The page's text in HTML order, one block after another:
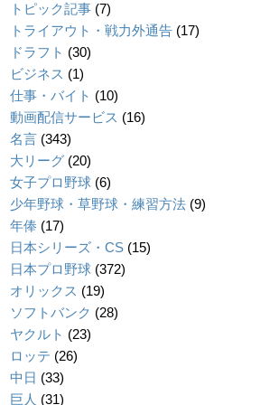
トピック記事 (7)
トライアウト・戦力外通告 (17)
ドラフト (30)
ビジネス (1)
仕事・バイト (10)
動画配信サービス (16)
名言 (343)
大リーグ (20)
女子プロ野球 (6)
少年野球・草野球・練習方法 (9)
年俸 (17)
日本シリーズ・CS (15)
日本プロ野球 (372)
オリックス (19)
ソフトバンク (28)
ヤクルト (23)
ロッテ (26)
中日 (33)
巨人 (31)